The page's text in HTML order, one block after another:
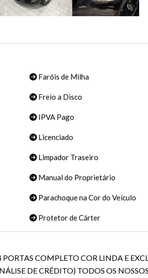
Faróis de Milha
Freio a Disco
IPVA Pago
Licenciado
Limpador Traseiro
Manual do Proprietário
Parachoque na Cor do Veículo
Protetor de Cárter
PORTAS COMPLETO COR LINDA E
DE CRÉDITO) TODOS OS